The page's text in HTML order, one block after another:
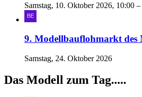
Samstag, 10. Oktober 2026, 10:00
9. Modellbauflohmarkt des
Samstag, 24. Oktober 2026
Das Modell zum Tag.....